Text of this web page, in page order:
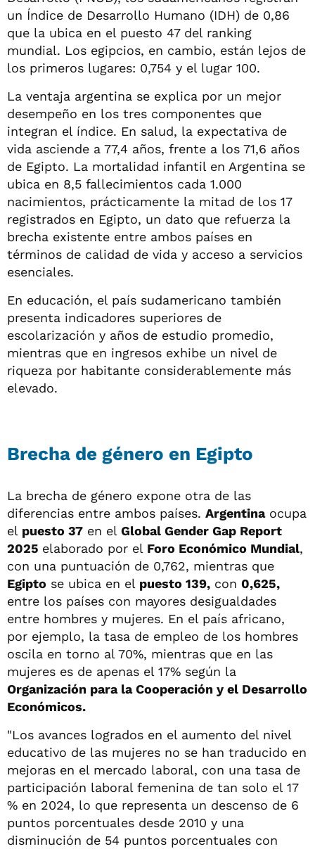
un Índice de Desarrollo Humano (IDH) de 0,86
que la ubica en el puesto 47 del ranking
mundial. Los egipcios, en cambio, están lejos de
los primeros lugares: 0,754 y el lugar 100.
La ventaja argentina se explica por un mejor
desempeño en los tres componentes que
integran el índice. En salud, la expectativa de
vida asciende a 77,4 años, frente a los 71,6 años
de Egipto. La mortalidad infantil en Argentina se
ubica en 8,5 fallecimientos cada 1.000
nacimientos, prácticamente la mitad de los 17
registrados en Egipto, un dato que refuerza la
brecha existente entre ambos países en
términos de calidad de vida y acceso a servicios
esenciales.
En educación, el país sudamericano también
presenta indicadores superiores de
escolarización y años de estudio promedio,
mientras que en ingresos exhibe un nivel de
riqueza por habitante considerablemente más
elevado.
Brecha de género en Egipto
La brecha de género expone otra de las
diferencias entre ambos países. Argentinaocupa
el puesto 37 en el Global Gender Gap Report
2025 elaborado por el Foro Económico Mundial,
con una puntuación de 0,762, mientras que
Egipto se ubica en el puesto 139, con 0,625,
entre los países con mayores desigualdades
entre hombres y mujeres. En el país africano,
por ejemplo, la tasa de empleo de los hombres
oscila en torno al 70%, mientras que en las
mujeres es de apenas el 17% según la
Organización para la Cooperación y el Desarrollo
Económicos.
"Los avances logrados en el aumento del nivel
educativo de las mujeres no se han traducido en
mejoras en el mercado laboral, con una tasa de
participación laboral femenina de tan solo el 17
% en 2024, lo que representa un descenso de 6
puntos porcentuales desde 2010 y una
disminución de 54 puntos porcentuales con